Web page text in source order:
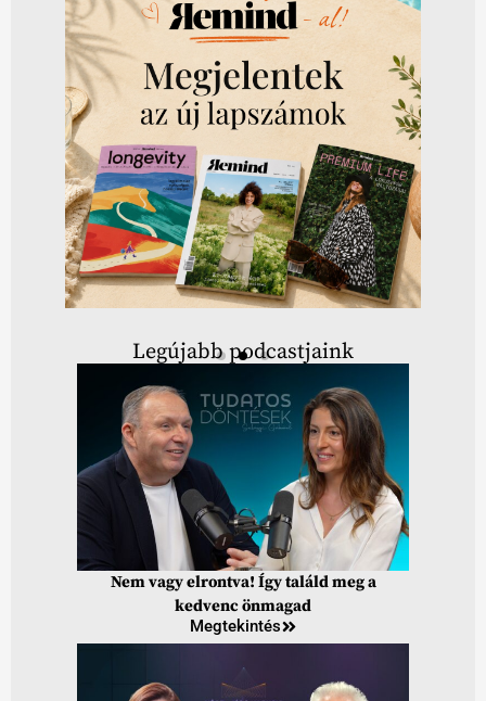
Legújabb podcastjaink
Nem vagy elrontva! Így találd meg a
kedvenc önmagad
Megtekintés